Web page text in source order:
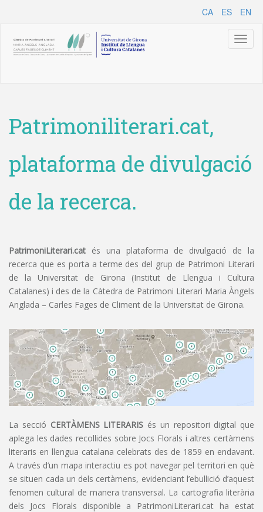
CA ES EN
Patrimoniliterari.cat,
plataforma de divulgació
de la recerca.
PatrimoniLiterari.cat és una plataforma de divulgació de la
recerca que es porta a terme des del grup de Patrimoni Literari
de la Universitat de Girona (Institut de Llengua i Cultura
Catalanes) i des de la Càtedra de Patrimoni Literari Maria Àngels
Anglada – Carles Fages de Climent de la Universitat de Girona.
La secció CERTÀMENS LITERARIS és un repositori digital que
aplega les dades recollides sobre Jocs Florals i altres certàmens
literaris en llengua catalana celebrats des de 1859 en endavant.
A través d’un mapa interactiu es pot navegar pel territori en què
se situen cada un dels certàmens, evidenciant l’ebullició d’aquest
fenomen cultural de manera transversal. La cartografia literària
dels Jocs Florals disponible a PatrimoniLiterari.cat ha estat